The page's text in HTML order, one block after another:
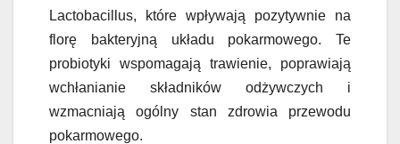
Lactobacillus, które wpływają pozytywnie na
florę bakteryjną układu pokarmowego. Te
probiotyki wspomagają trawienie, poprawiają
wchłanianie składników odżywczych i
wzmacniają ogólny stan zdrowia przewodu
pokarmowego.